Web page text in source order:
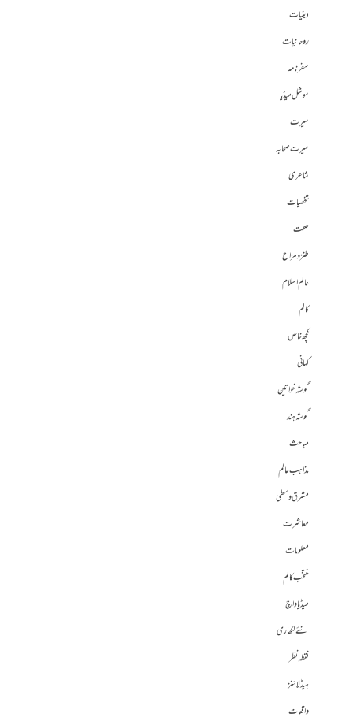
دینیات
روحانیات
سفرنامہ
سوشل میڈیا
سیرت
سیرت صحابہ
شاعری
شخصیات
صحت
طنز و مزاح
عالم اسلام
کالم
کچھ خاص
کہانی
گوشہ خواتین
گوشہ ہند
مباحث
مذاہب عالم
مشرق وسطی
معاشرت
معلومات
منتخب کالم
میڈیا واچ
نئے لکھاری
نقطہ نظر
ہیڈلائنز
واقعات